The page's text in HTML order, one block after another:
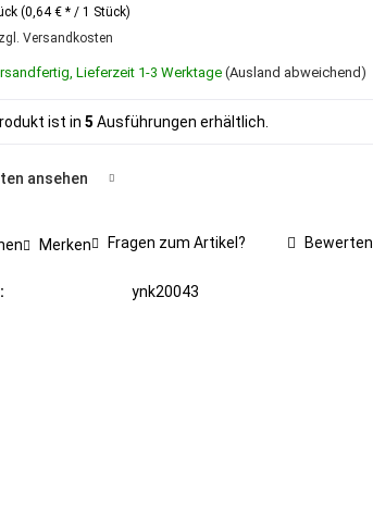
(0,64 € * / 1 Stück)
Versandkosten
Lieferzeit 1-3 Werktage (Ausland abweichend)
ist in 5 Ausführungen erhältlich.
ansehen
Merken Fragen zum Artikel? Bewerten
ynk20043